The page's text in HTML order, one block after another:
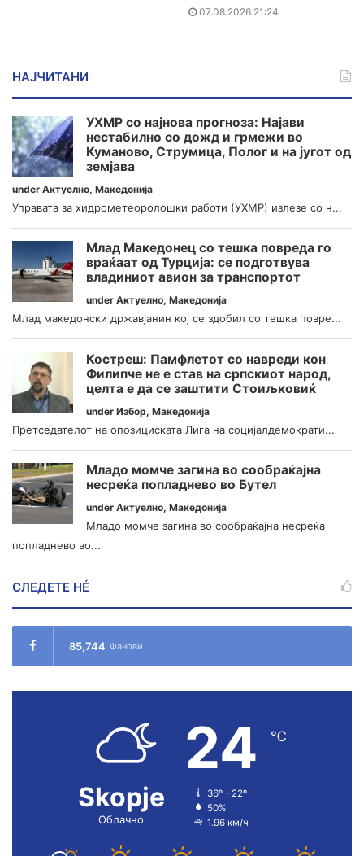
07.08.2026 21:24
НАЈЧИТАНИ
УХМР со најнова прогноза: Најави
нестабилно со дожд и грмежи во
Куманово, Струмица, Полог и на југот од
земјава
under Актуелно, Македонија
Управата за хидрометеоролошки работи (УХМР) излезе со н...
Млад Македонец со тешка повреда го
враќаат од Турција: се подготвува
владиниот авион за транспортот
under Актуелно, Македонија
Млад македонски државјанин кој се здобил со тешка повре...
Костреш: Памфлетот со навреди кон
Филипче не е став на српскиот народ,
целта е да се заштити Стоиљковиќ
under Избор, Македонија
Претседателот на опозициската Лига на социјалдемократи...
Младо момче загина во сообраќајна
несреќа попладнево во Бутел
under Актуелно, Македонија
Младо момче загина во сообраќајна несреќа
попладнево во...
СЛЕДЕТЕ НÉ
85,744 Фанови
Skopje
Облачно
24 ℃
36º - 22º
50%
1.96 км/ч